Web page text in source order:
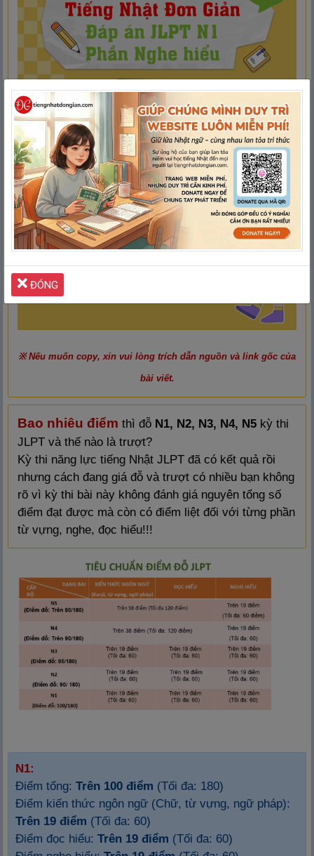
※ Nếu muốn copy, xin vui lòng trích dẫn nguồn và link gốc của
bài viết.
Bao nhiêu điểm thì đỗ N1, N2, N3, N4, N5kỳ thi
JLPT và thế nào là trượt?
Kỳ thi năng lực tiếng Nhật JLPT đã có kết quả rồi
nhưng cách đang giá đỗ và trượt có nhiều bạn không
rõ vì kỳ thi bài này không đánh giá nguyên tổng số
điểm đạt được mà còn có điểm liệt đối với từng phần
từ vựng, nghe, đọc hiểu!!!
N1:
Điểm tổng:Trên 100 điểm (Tối đa: 180)
Điểm kiến thức ngôn ngữ (Chữ, từ vựng, ngữ pháp):
Trên 19 điểm (Tối đa: 60)
Điểm đọc hiểu:Trên 19 điểm (Tối đa: 60)
ĐÓNG